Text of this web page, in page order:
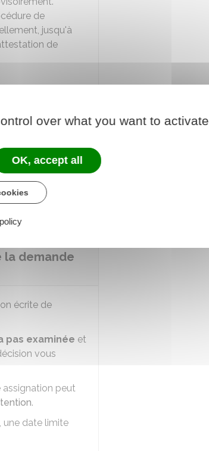
de
jusqu'à
de
mois. Elle peut
demande de
la procédure de
ses délais et
la demande
écrite de
pas examinée et
vous
assignation peut
.
une date limite
over what you want to activate
OK, accept all